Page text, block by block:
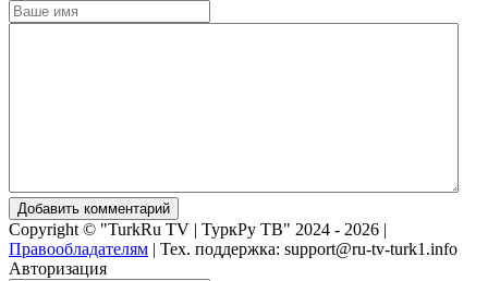
Добавить комментарий
Copyright © "TurkRu TV | ТуркРу ТВ" 2024 - 2026 |
Правообладателям | Тех. поддержка: support@ru-tv-turk1.info
Авторизация